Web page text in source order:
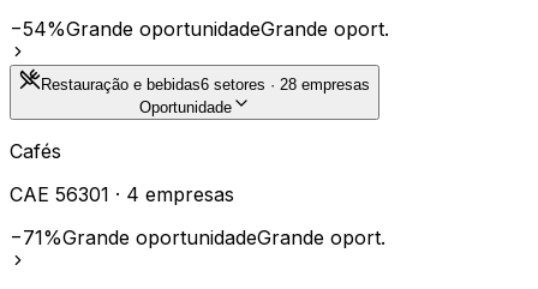
−54%Grande oportunidadeGrande oport.
Restauração e bebidas6 setores · 28 empresas
Oportunidade
Cafés
CAE 56301 · 4 empresas
−71%Grande oportunidadeGrande oport.